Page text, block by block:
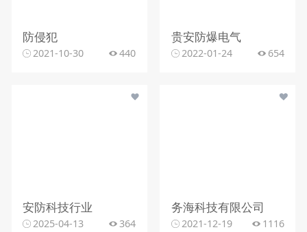
防侵犯
2021-10-30 440
贵安防爆电气
2022-01-24 654
安防科技行业
2025-04-13 364
务海科技有限公司
2021-12-19 1116